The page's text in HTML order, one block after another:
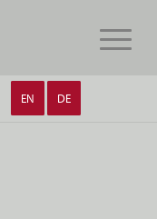
EN DE